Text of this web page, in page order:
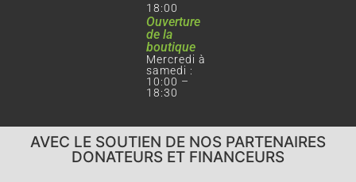
18:00
Ouverture
de la
boutique
Mercredi à
samedi :
10:00 –
18:30
AVEC LE SOUTIEN DE NOS PARTENAIRES
DONATEURS ET FINANCEURS